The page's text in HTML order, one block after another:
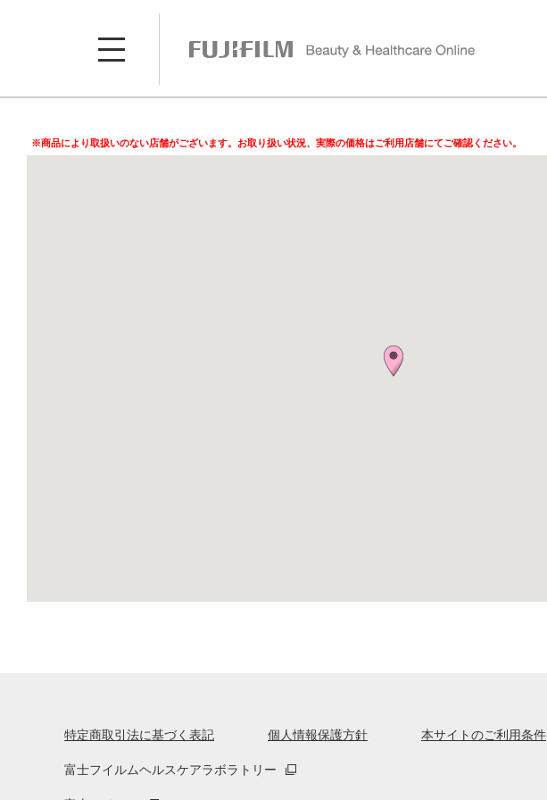
※商品により取扱いのない店舗がございます。お取り扱い状況、実際の価格はご利用店舗にてご確認ください。
特定商取引法に基づく表記 個人情報保護方針 本サイトのご利用条件
富士フイルムヘルスケアラボラトリー